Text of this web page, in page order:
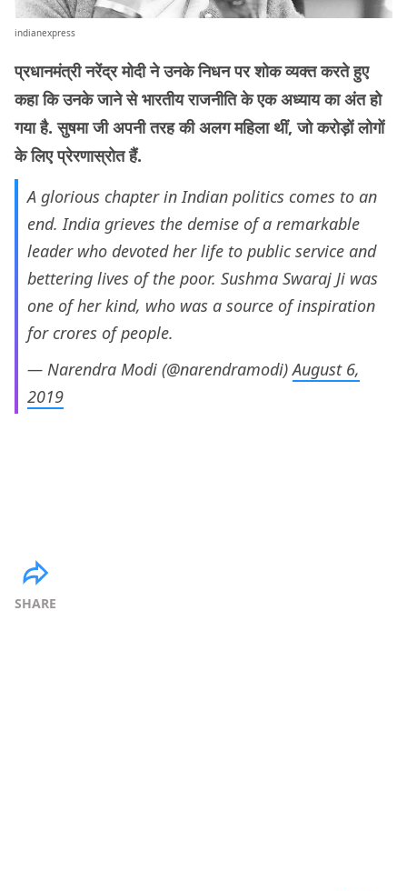
indianexpress
प्रधानमंत्री नरेंद्र मोदी ने उनके निधन पर शोक व्यक्त करते हुए
कहा कि उनके जाने से भारतीय राजनीति के एक अध्याय का अंत हो
गया है. सुषमा जी अपनी तरह की अलग महिला थीं, जो करोड़ों लोगों
के लिए प्रेरणास्रोत हैं.
A glorious chapter in Indian politics comes to an
end. India grieves the demise of a remarkable
leader who devoted her life to public service and
bettering lives of the poor. Sushma Swaraj Ji was
one of her kind, who was a source of inspiration
for crores of people.
— Narendra Modi (@narendramodi)August 6,
2019
SHARE